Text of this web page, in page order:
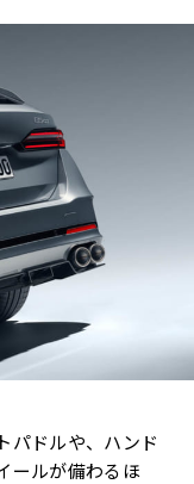
パドルや、ハンド
ールが備わるほ